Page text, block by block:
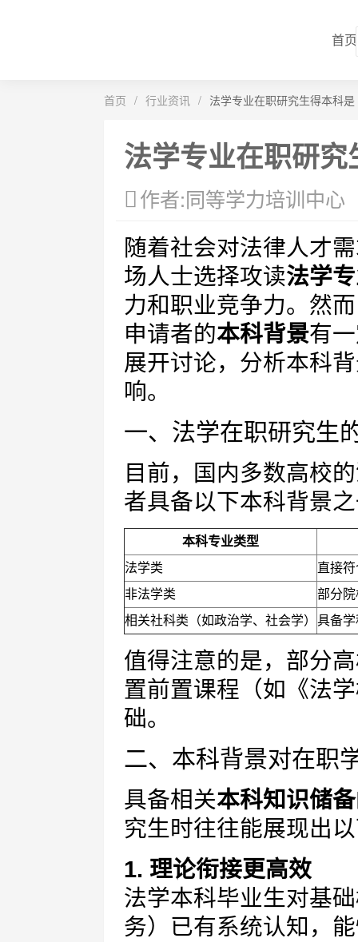
首页
首页 / 行业资讯 / 法学专业在职研究生得本科是
法学专业在职研究
作者:同等学力培训中心
随着社会对法律人才
场人士选择攻读法学
力和职业竞争力。然
申请者的本科背景有
展开讨论，分析本科
响。
一、法学在职研究生
目前，国内多数高校的
者具备以下本科背景
本科专业类型
法学类
直接
非法学类
部分
相关社科类（如政治学、社会学） 具备
值得注意的是，部分
置前置课程（如《法
础。
二、本科背景对在职
具备相关本科知识储备
究生时往往能展现出
1. 理论衔接更高效
法学本科毕业生对基
务）已有系统认知，